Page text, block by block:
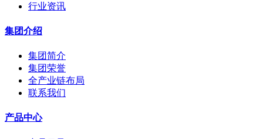
行业资讯
集团介绍
集团简介
集团荣誉
全产业链布局
联系我们
产品中心